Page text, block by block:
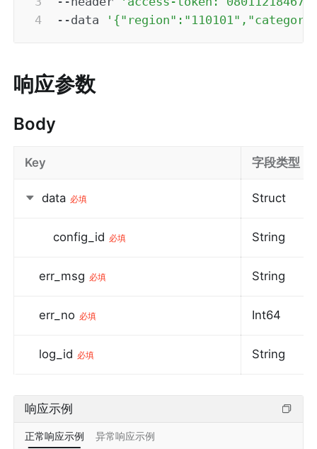
--data
响应参数
Body
Key 字段类型
data 必填 Struct
config_id 必填 String
err_msg 必填 String
err_no 必填 Int64
log_id 必填 String
响应示例
正常响应示例 异常响应示例